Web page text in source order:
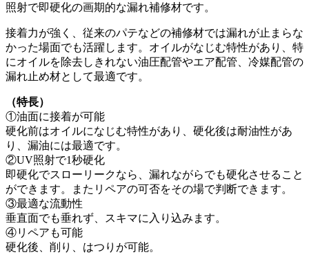
照射で即硬化の画期的な漏れ補修材です。
接着力が強く、従来のパテなどの補修材では漏れが止まらな
かった場面でも活躍します。オイルがなじむ特性があり、特
にオイルを除去しきれない油圧配管やエア配管、冷媒配管の
漏れ止め材として最適です。
（特長）
①油面に接着が可能
硬化前はオイルになじむ特性があり、硬化後は耐油性があ
り、漏油には最適です。
②UV照射で1秒硬化
即硬化でスローリークなら、漏れながらでも硬化させること
ができます。またリペアの可否をその場で判断できます。
③最適な流動性
垂直面でも垂れず、スキマに入り込みます。
④リペアも可能
硬化後、削り、はつりが可能。